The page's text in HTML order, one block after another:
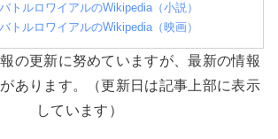
バトルロワイアルのWikipedia（小説）
バトルロワイアルのWikipedia（映画）
の更新に努めていますが、最新の情報
あります。（更新日は記事上部に表示
しています）